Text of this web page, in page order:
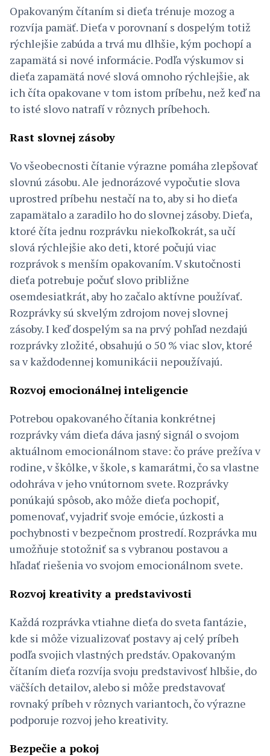
Opakovaným čítaním si dieťa trénuje mozog a
rozvíja pamäť. Dieťa v porovnaní s dospelým totiž
rýchlejšie zabúda a trvá mu dlhšie, kým pochopí a
zapamätá si nové informácie. Podľa výskumov si
dieťa zapamätá nové slová omnoho rýchlejšie, ak
ich číta opakovane v tom istom príbehu, než keď na
to isté slovo natrafí v rôznych príbehoch.
Rast slovnej zásoby
Vo všeobecnosti čítanie výrazne pomáha zlepšovať
slovnú zásobu. Ale jednorázové vypočutie slova
uprostred príbehu nestačí na to, aby si ho dieťa
zapamätalo a zaradilo ho do slovnej zásoby. Dieťa,
ktoré číta jednu rozprávku niekoľkokrát, sa učí
slová rýchlejšie ako deti, ktoré počujú viac
rozprávok s menším opakovaním. V skutočnosti
dieťa potrebuje počuť slovo približne
osemdesiatkrát, aby ho začalo aktívne používať.
Rozprávky sú skvelým zdrojom novej slovnej
zásoby. I keď dospelým sa na prvý pohľad nezdajú
rozprávky zložité, obsahujú o 50 % viac slov, ktoré
sa v každodennej komunikácii nepoužívajú.
Rozvoj emocionálnej inteligencie
Potrebou opakovaného čítania konkrétnej
rozprávky vám dieťa dáva jasný signál o svojom
aktuálnom emocionálnom stave: čo práve prežíva v
rodine, v škôlke, v škole, s kamarátmi, čo sa vlastne
odohráva v jeho vnútornom svete. Rozprávky
ponúkajú spôsob, ako môže dieťa pochopiť,
pomenovať, vyjadriť svoje emócie, úzkosti a
pochybnosti v bezpečnom prostredí. Rozprávka mu
umožňuje stotožniť sa s vybranou postavou a
hľadať riešenia vo svojom emocionálnom svete.
Rozvoj kreativity a predstavivosti
Každá rozprávka vtiahne dieťa do sveta fantázie,
kde si môže vizualizovať postavy aj celý príbeh
podľa svojich vlastných predstáv. Opakovaným
čítaním dieťa rozvíja svoju predstavivosť hlbšie, do
väčších detailov, alebo si môže predstavovať
rovnaký príbeh v rôznych variantoch, čo výrazne
podporuje rozvoj jeho kreativity.
Bezpečie a pokoj